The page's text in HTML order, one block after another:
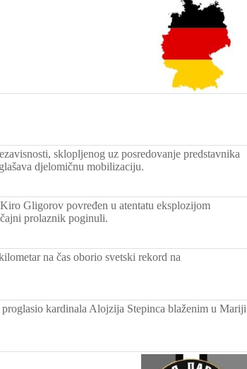
sklopljenog uz posredovanje predstavnika
djelomičnu mobilizaciju.
Gligorov povređen u atentatu eksplozijom
prolaznik poginuli.
na čas oborio svetski rekord na
kardinala Alojzija Stepinca blaženim u Mariji